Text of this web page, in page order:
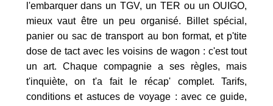
l'embarquer dans un TGV, un TER ou un OUIGO,
mieux vaut être un peu organisé. Billet spécial,
panier ou sac de transport au bon format, et p'tite
dose de tact avec les voisins de wagon : c'est tout
un art. Chaque compagnie a ses règles, mais
t'inquiète, on t'a fait le récap' complet. Tarifs,
conditions et astuces de voyage : avec ce guide,